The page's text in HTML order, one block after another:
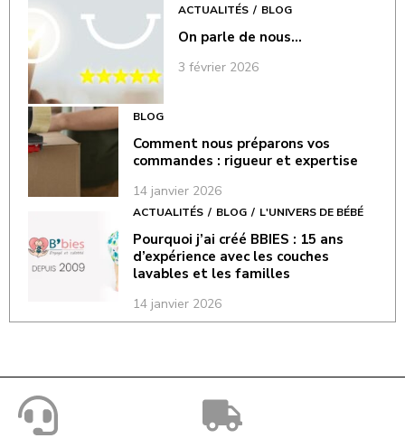
ACTUALITÉS BLOG
On parle de nous…
3 février 2026
BLOG
Comment nous préparons vos
commandes : rigueur et expertise
14 janvier 2026
ACTUALITÉS BLOG L'UNIVERS DE BÉBÉ
Pourquoi j’ai créé BBIES : 15 ans
d’expérience avec les couches
lavables et les familles
14 janvier 2026